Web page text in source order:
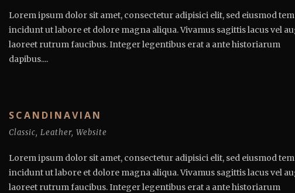
Lorem ipsum dolor sit amet, consectetur adipisici elit, sed eiusmod
incidunt ut labore et dolore magna aliqua. Vivamus sagittis lacus vel
laoreet rutrum faucibus. Integer legentibus erat a ante historiarum
dapibus....
SCANDINAVIAN
Classic, Leather, Website
Lorem ipsum dolor sit amet, consectetur adipisici elit, sed eiusmod
incidunt ut labore et dolore magna aliqua. Vivamus sagittis lacus vel
laoreet rutrum faucibus. Integer legentibus erat a ante historiarum